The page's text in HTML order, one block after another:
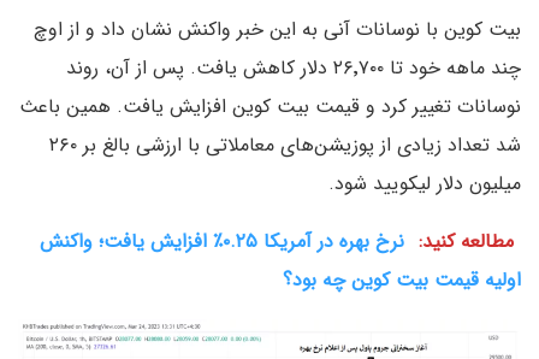
بیت کوین با نوسانات آنی به این خبر واکنش نشان داد و از اوچ
چند ماهه خود تا ۲۶٬۷۰۰ دلار کاهش یافت. پس از آن، روند
نوسانات تغییر کرد و قیمت بیت کوین افزایش یافت. همین باعث
شد تعداد زیادی از پوزیشن‌های معاملاتی با ارزشی بالغ بر ۲۶۰
میلیون دلار لیکویید شود.
مطالعه کنید:
نرخ بهره در آمریکا ۰.۲۵٪ افزایش یافت؛ واکنش
اولیه قیمت بیت کوین چه بود؟